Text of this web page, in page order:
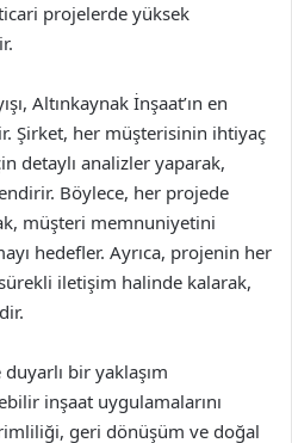
projelerde yüksek
Altınkaynak İnşaat’ın en
Şirket, her müşterisinin ihtiyaç
detaylı analizler yaparak,
Böylece, her projede
müşteri memnuniyetini
hedefler. Ayrıca, projenin her
iletişim halinde kalarak,
bir yaklaşım
inşaat uygulamalarını
geri dönüşüm ve doğal